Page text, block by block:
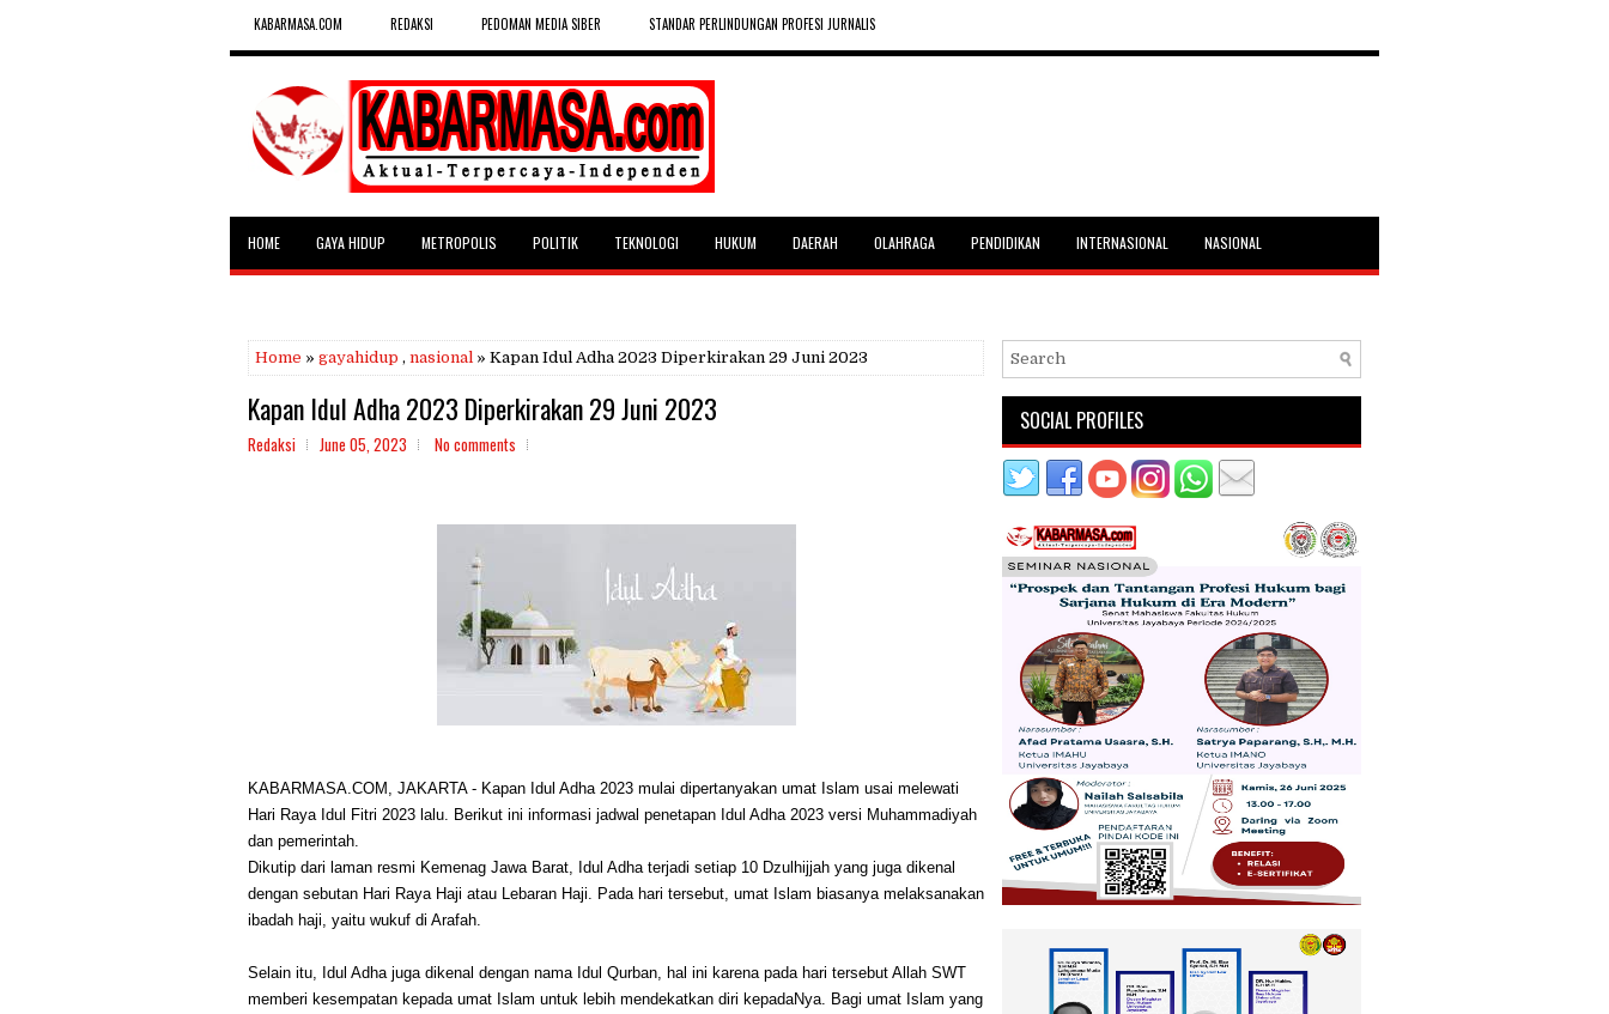
KABARMASA.COM REDAKSI PEDOMAN MEDIA SIBER STANDAR PERLINDUNGAN PROFESI JURNALIS
HOME GAYA HIDUP METROPOLIS POLITIK TEKNOLOGI HUKUM DAERAH OLAHRAGA PENDIDIKAN INTERNASIONAL NASIONAL
Home » gayahidup , nasional » Kapan Idul Adha 2023 Diperkirakan 29 Juni 2023
Kapan Idul Adha 2023 Diperkirakan 29 Juni 2023
Redaksi June 05, 2023 No comments
KABARMASA.COM, JAKARTA - Kapan Idul Adha 2023 mulai dipertanyakan umat Islam usai melewati
Hari Raya Idul Fitri 2023 lalu. Berikut ini informasi jadwal penetapan Idul Adha 2023 versi Muhammadiyah
dan pemerintah.
Dikutip dari laman resmi Kemenag Jawa Barat, Idul Adha terjadi setiap 10 Dzulhijjah yang juga dikenal
dengan sebutan Hari Raya Haji atau Lebaran Haji. Pada hari tersebut, umat Islam biasanya melaksanakan
ibadah haji, yaitu wukuf di Arafah.
Selain itu, Idul Adha juga dikenal dengan nama Idul Qurban, hal ini karena pada hari tersebut Allah SWT
memberi kesempatan kepada umat Islam untuk lebih mendekatkan diri kepadaNya. Bagi umat Islam yang
SOCIAL PROFILES